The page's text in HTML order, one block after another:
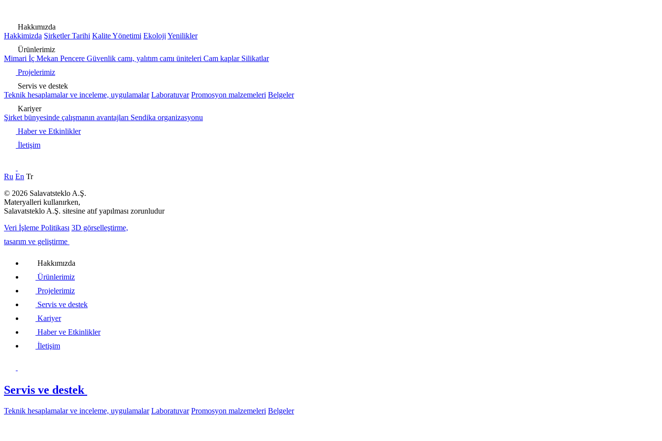
Hakkımızda
Hakkimizda Şirketler Tarihi Kalite Yönetimi Ekoloji Yenilikler
Ürünlerimiz
Mimari İç Mekan Pencere Güvenlik camı, yalıtım camı üniteleri Cam kaplar Silikatlar
Projelerimiz
Servis ve destek
Teknik hesaplamalar ve inceleme, uygulamalar Laboratuvar Promosyon malzemeleri Belgeler
Kariyer
Şirket bünyesinde çalışmanın avantajları Sendika organizasyonu
Haber ve Etkinlikler
İletişim
Ru En Tr
© 2026 Salavatsteklo A.Ş.
Materyalleri kullanırken,
Salavatsteklo A.Ş. sitesine atıf yapılması zorunludur
Veri İşleme Politikası 3D görselleştirme,
tasarım ve geliştirme
Hakkımızda
Ürünlerimiz
Projelerimiz
Servis ve destek
Kariyer
Haber ve Etkinlikler
İletişim
Servis ve destek
Teknik hesaplamalar ve inceleme, uygulamalar Laboratuvar Promosyon malzemeleri Belgeler